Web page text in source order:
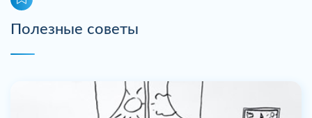
Полезные советы